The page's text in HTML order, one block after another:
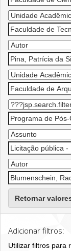
Retornar
Adicionar filtros:
Utilizar filtros para